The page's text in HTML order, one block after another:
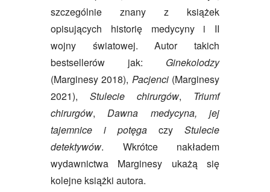
szczególnie znany z książek
opisujących historię medycyny i II
wojny światowej. Autor takich
bestsellerów jak: Ginekolodzy
(Marginesy 2018), Pacjenci (Marginesy
2021), Stulecie chirurgów, Triumf
chirurgów,Dawna medycyna, jej
tajemnice i potęga czy Stulecie
detektywów. Wkrótce nakładem
wydawnictwa Marginesy ukażą się
kolejne książki autora.